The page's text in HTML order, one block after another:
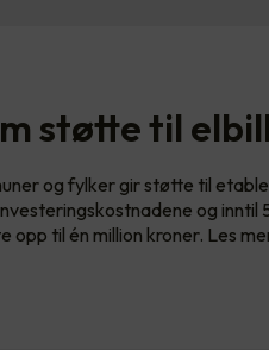
støtte til
og fylker gir støtte til
og
opp til én million kroner. Les